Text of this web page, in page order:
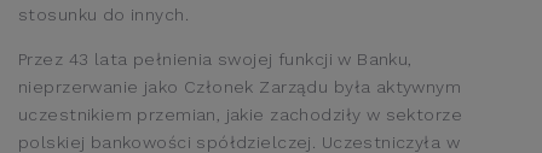
stosunku do innych.
Przez 43 lata pełnienia swojej funkcji w Banku,
nieprzerwanie jako Członek Zarządu była aktywnym
uczestnikiem przemian, jakie zachodziły w sektorze
polskiej bankowości spółdzielczej. Uczestniczyła w